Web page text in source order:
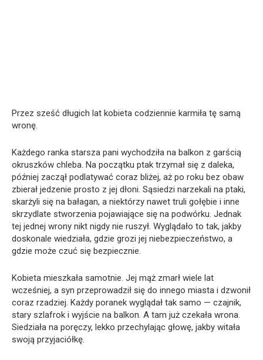
Przez sześć długich lat kobieta codziennie karmiła tę samą
wronę.
Każdego ranka starsza pani wychodziła na balkon z garścią
okruszków chleba. Na początku ptak trzymał się z daleka,
później zaczął podlatywać coraz bliżej, aż po roku bez obaw
zbierał jedzenie prosto z jej dłoni. Sąsiedzi narzekali na ptaki,
skarżyli się na bałagan, a niektórzy nawet truli gołębie i inne
skrzydlate stworzenia pojawiające się na podwórku. Jednak
tej jednej wrony nikt nigdy nie ruszył. Wyglądało to tak, jakby
doskonale wiedziała, gdzie grozi jej niebezpieczeństwo, a
gdzie może czuć się bezpiecznie.
Kobieta mieszkała samotnie. Jej mąż zmarł wiele lat
wcześniej, a syn przeprowadził się do innego miasta i dzwonił
coraz rzadziej. Każdy poranek wyglądał tak samo — czajnik,
stary szlafrok i wyjście na balkon. A tam już czekała wrona.
Siedziała na poręczy, lekko przechylając głowę, jakby witała
swoją przyjaciółkę.